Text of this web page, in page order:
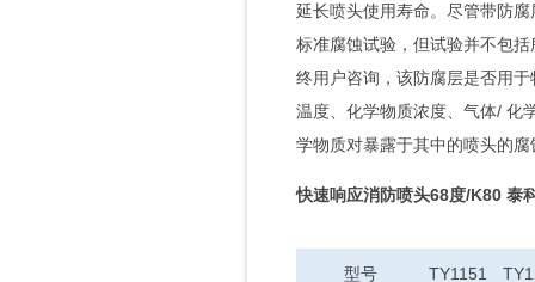
延长喷头使用寿命。尽管带防
标准腐蚀试验，但试验并不包
终用户咨询，该防腐层是否用
温度、化学物质浓度、气体/ 化
学物质对暴露于其中的喷头的腐
快速响应消防喷头68度/K80 泰
型号 TY1151